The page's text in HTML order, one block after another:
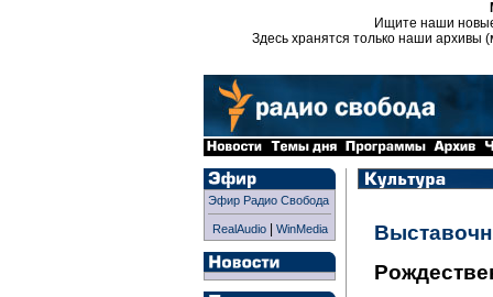
Ищите наши
Здесь хранятся только наши архивы
Эфир Радио Свобода
RealAudio| WinMedia